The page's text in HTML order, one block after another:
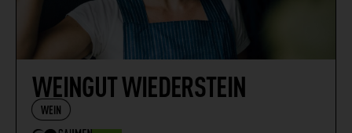
WEINGUT WIEDERSTEIN
WEIN